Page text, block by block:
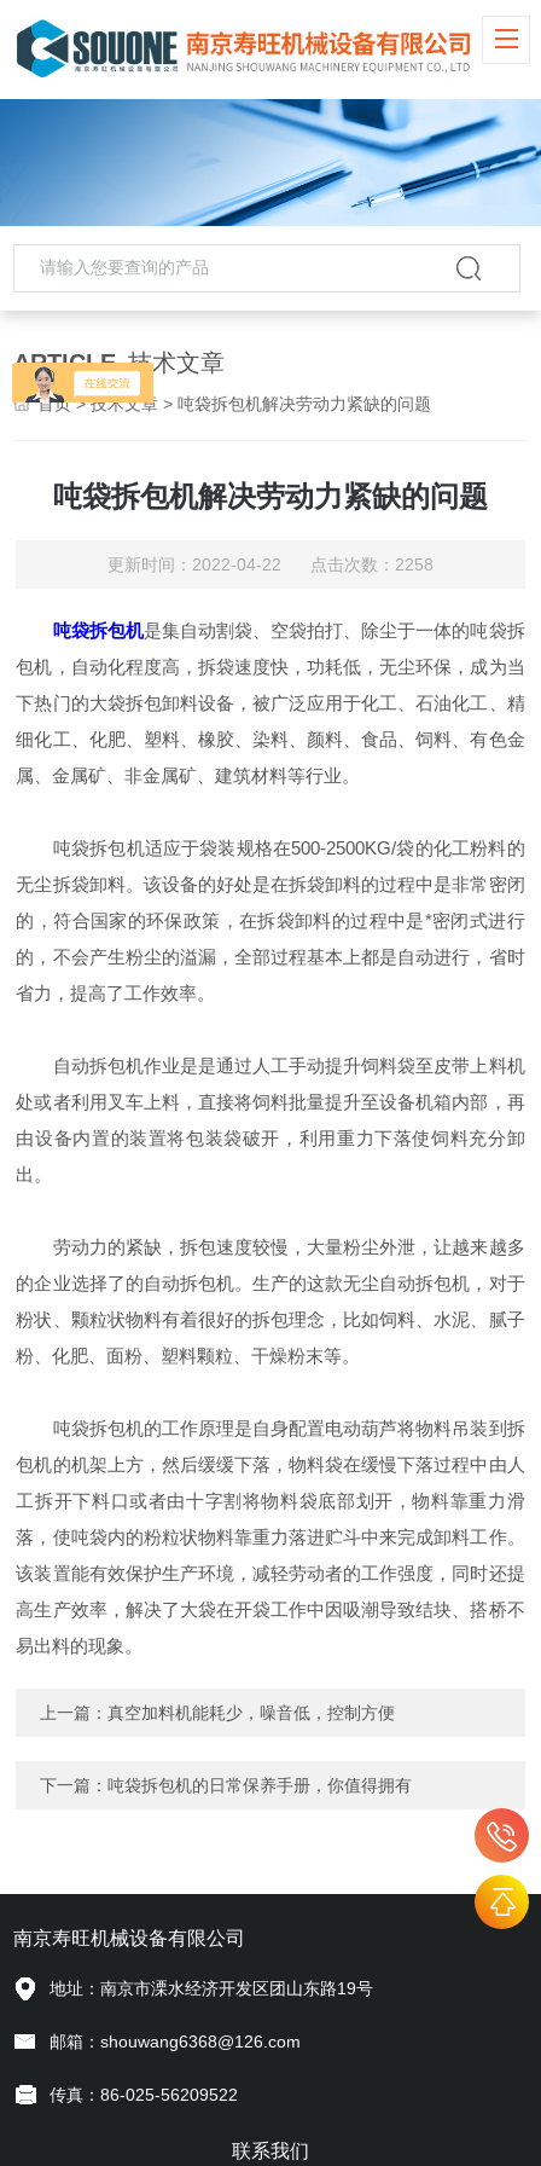
ARTICLE 技术文章
首页>技术文章 > 吨袋拆包机解决劳动力紧缺的问题
吨袋拆包机解决劳动力紧缺的问题
更新时间：2022-04-22 点击次数：2258
吨袋拆包机是集自动割袋、空袋拍打、除尘于一体的吨袋拆
包机，自动化程度高，拆袋速度快，功耗低，无尘环保，成为当
下热门的大袋拆包卸料设备，被广泛应用于化工、石油化工、精
细化工、化肥、塑料、橡胶、染料、颜料、食品、饲料、有色金
属、金属矿、非金属矿、建筑材料等行业。
吨袋拆包机适应于袋装规格在500-2500KG/袋的化工粉料的
无尘拆袋卸料。该设备的好处是在拆袋卸料的过程中是非常密闭
的，符合国家的环保政策，在拆袋卸料的过程中是*密闭式进行
的，不会产生粉尘的溢漏，全部过程基本上都是自动进行，省时
省力，提高了工作效率。
自动拆包机作业是是通过人工手动提升饲料袋至皮带上料机
处或者利用叉车上料，直接将饲料批量提升至设备机箱内部，再
由设备内置的装置将包装袋破开，利用重力下落使饲料充分卸
出。
劳动力的紧缺，拆包速度较慢，大量粉尘外泄，让越来越多
的企业选择了的自动拆包机。生产的这款无尘自动拆包机，对于
粉状、颗粒状物料有着很好的拆包理念，比如饲料、水泥、腻子
粉、化肥、面粉、塑料颗粒、干燥粉末等。
吨袋拆包机的工作原理是自身配置电动葫芦将物料吊装到拆
包机的机架上方，然后缓缓下落，物料袋在缓慢下落过程中由人
工拆开下料口或者由十字割将物料袋底部划开，物料靠重力滑
落，使吨袋内的粉粒状物料靠重力落进贮斗中来完成卸料工作。
该装置能有效保护生产环境，减轻劳动者的工作强度，同时还提
高生产效率，解决了大袋在开袋工作中因吸潮导致结块、搭桥不
易出料的现象。
上一篇：真空加料机能耗少，噪音低，控制方便
下一篇：吨袋拆包机的日常保养手册，你值得拥有
南京寿旺机械设备有限公司
地址：南京市溧水经济开发区团山东路19号
邮箱：shouwang6368@126.com
传真：86-025-56209522
联系我们